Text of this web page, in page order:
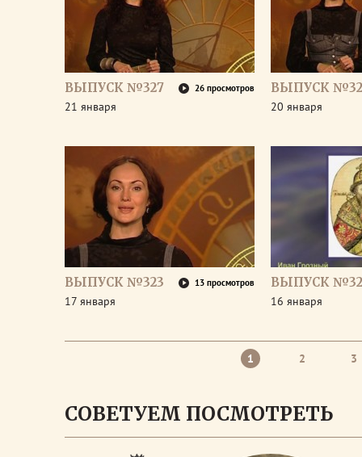
ВЫПУСК №327 26 просмотров
21 января
ВЫПУСК
20 января
ВЫПУСК №323 13 просмотров
17 января
ВЫПУСК
16 января
1 2 3
СОВЕТУЕМ ПОСМОТРЕТЬ